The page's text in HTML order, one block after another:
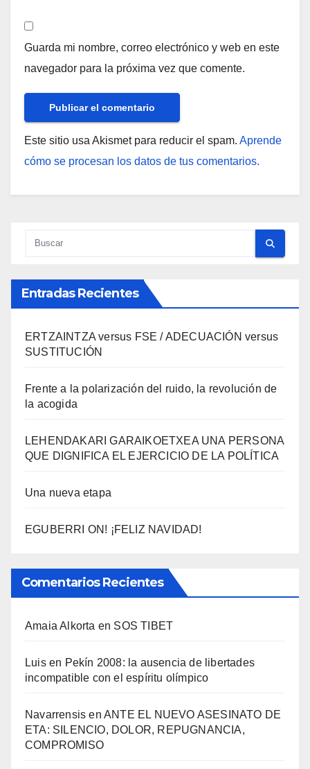
Guarda mi nombre, correo electrónico y web en este
navegador para la próxima vez que comente.
Este sitio usa Akismet para reducir el spam. Aprende
cómo se procesan los datos de tus comentarios.
Entradas Recientes
ERTZAINTZA versus FSE / ADECUACIÓN versus
SUSTITUCIÓN
Frente a la polarización del ruido, la revolución de
la acogida
LEHENDAKARI GARAIKOETXEA UNA PERSONA
QUE DIGNIFICA EL EJERCICIO DE LA POLÍTICA
Una nueva etapa
EGUBERRI ON! ¡FELIZ NAVIDAD!
Comentarios Recientes
Amaia Alkorta en SOS TIBET
Luisen Pekí­n 2008: la ausencia de libertades
incompatible con el espí­ritu olí­mpico
Navarrensis enANTE EL NUEVO ASESINATO DE
ETA: SILENCIO, DOLOR, REPUGNANCIA,
COMPROMISO